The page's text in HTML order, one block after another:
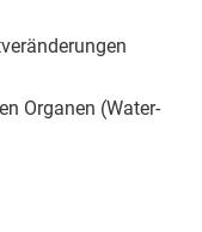
Or­ga­nen (Wa­ter­